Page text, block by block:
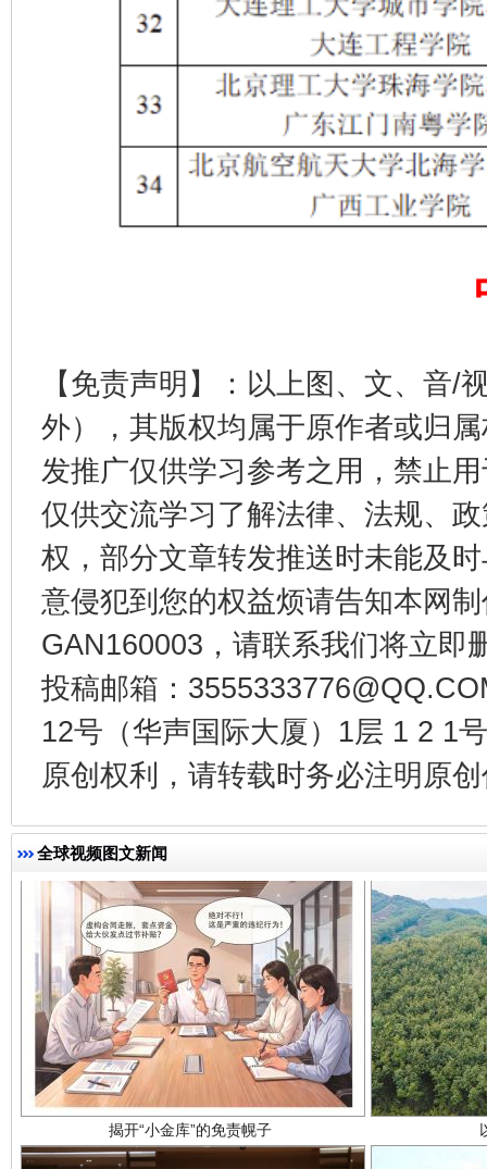
【免责声明】：以上图、文、音/
外），其版权均属于原作者或归
发推广仅供学习参考之用，禁止
仅供交流学习了解法律、法规、
权，部分文章转发推送时未能及
意侵犯到您的权益烦请告知本网
GAN160003，请联系我们将立即
投稿邮箱：
12号（华声国际大厦）1层 1 2 1
原创权利，请转载时务必注明原
全球视频图文新闻
完善运行机制助力责任有效落实 一纸欠
东山县通报“牛蛙产品抗生素超标问题” 法
千年窑火 生生不息 一
揭开“小金库”的免责幌子